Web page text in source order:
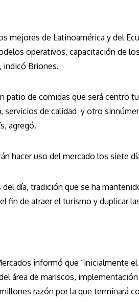
mejores de Latinoamérica y del
operativos, capacitación de
indicó Briones.
patio de comidas que será centro
servicios de calidad y otro
agregó.
hacer uso del mercado los siete
día, tradición que se ha
fin de atraer el turismo y duplicar
informó que “inicialmente
área de mariscos,
razón por la que terminará